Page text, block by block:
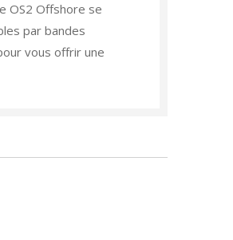
OS2 Offshore se
par bandes
vous offrir une